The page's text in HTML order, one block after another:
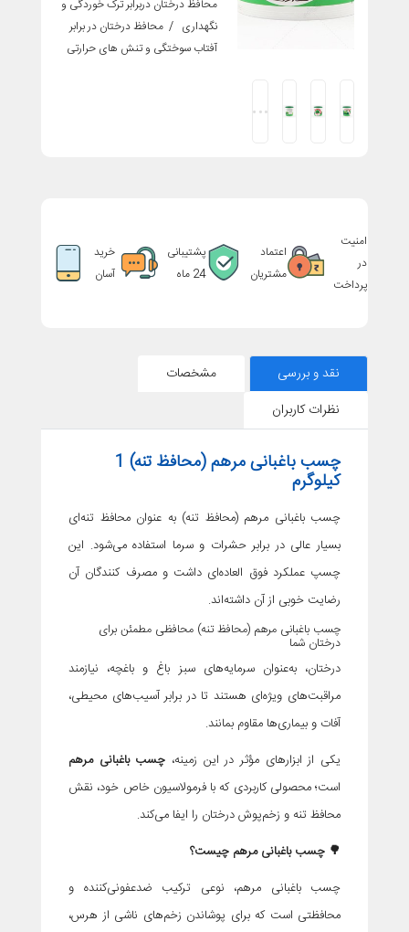
محافظ درختان دربرابر ترک خوردگی و
نگهداری / محافظ درختان در برابر
آفتاب سوختگی و تنش های حرارتی
امنیت
در
پرداخت
اعتماد
مشتریان
پشتیبانی
24 ماه
خرید
آسان
نقد و بررسی
مشخصات
نظرات کاربران
چسب باغبانی مرهم (محافظ تنه) 1
کیلوگرم
چسب باغبانی مرهم (محافظ تنه) به عنوان محافظ تنه‌ای
بسیار عالی در برابر حشرات و سرما استفاده می‌شود. این
چسپ عملکرد فوق العاده‌ای داشت و مصرف کنندگان آن
رضایت خوبی از آن داشته‌اند.
چسب باغبانی مرهم (محافظ تنه) محافظی مطمئن برای
درختان شما
درختان، به‌عنوان سرمایه‌های سبز باغ و باغچه، نیازمند
مراقبت‌های ویژه‌ای هستند تا در برابر آسیب‌های محیطی،
آفات و بیماری‌ها مقاوم بمانند.
یکی از ابزارهای مؤثر در این زمینه، چسب باغبانی مرهم
است؛ محصولی کاربردی که با فرمولاسیون خاص خود، نقش
محافظ تنه و زخم‌پوش درختان را ایفا می‌کند.
🌳 چسب باغبانی مرهم چیست؟
چسب باغبانی مرهم، نوعی ترکیب ضدعفونی‌کننده و
محافظتی است که برای پوشاندن زخم‌های ناشی از هرس،